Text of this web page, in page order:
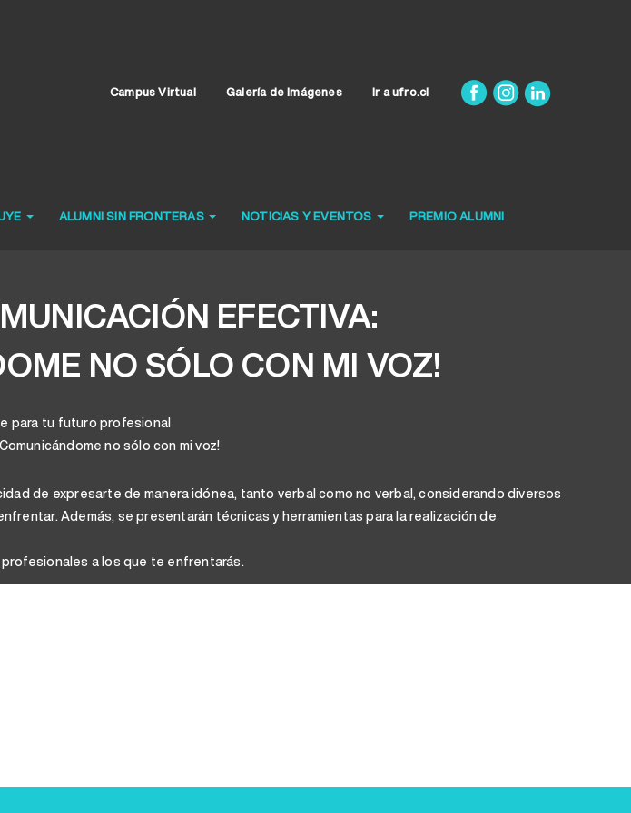
Campus Virtual Galería de Imágenes Ir a ufro.cl
ALUMNI SIN FRONTERAS NOTICIAS Y EVENTOS PREMIO ALUMNI
EFECTIVA:
NO SÓLO CON MI VOZ!
para tu futuro profesional
no sólo con mi voz!
de expresarte de manera idónea, tanto verbal como no verbal, considerando diversos
Además, se presentarán técnicas y herramientas para la realización de
a los que te enfrentarás.